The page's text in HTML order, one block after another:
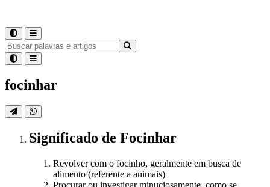
focinhar
Significado de Focinhar
Revolver com o focinho, geralmente em busca de
alimento (referente a animais)
Procurar ou investigar minuciosamente, como se